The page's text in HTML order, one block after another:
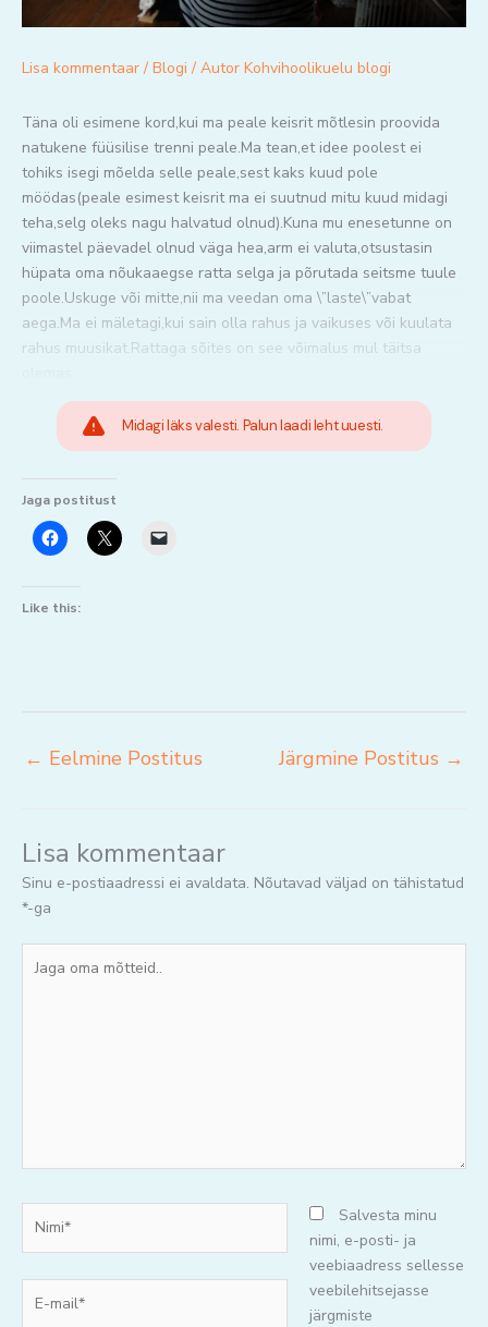
Lisa kommentaar / Blogi / Autor Kohvihoolikuelu blogi
Täna oli esimene kord,kui ma peale keisrit mõtlesin proovida
natukene füüsilise trenni peale.Ma tean,et idee poolest ei
tohiks isegi mõelda selle peale,sest kaks kuud pole
möödas(peale esimest keisrit ma ei suutnud mitu kuud midagi
teha,selg oleks nagu halvatud olnud).Kuna mu enesetunne on
viimastel päevadel olnud väga hea,arm ei valuta,otsustasin
hüpata oma nõukaaegse ratta selga ja põrutada seitsme tuule
poole.Uskuge või mitte,nii ma veedan oma \”laste\”vabat
aega.Ma ei mäletagi,kui sain olla rahus ja vaikuses või kuulata
rahus muusikat.Rattaga sõites on see võimalus mul täitsa
Midagi läks valesti. Palun laadi leht uuesti.
Jaga postitust
Like this:
← Eelmine Postitus Järgmine Postitus →
Lisa kommentaar
Sinu e-postiaadressi ei avaldata. Nõutavad väljad on tähistatud
*-ga
oma
mail*
Salvesta minu
nimi, e-posti- ja
veebiaadress sellesse
veebilehitsejasse
järgmiste